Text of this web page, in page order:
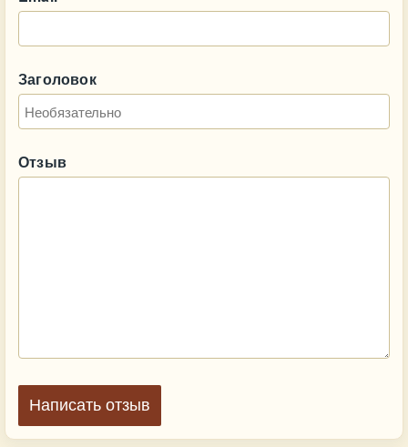
Заголовок
Отзыв
Написать отзыв